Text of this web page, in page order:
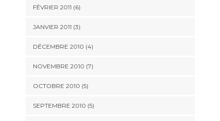
FÉVRIER 2011 (6)
JANVIER 2011 (3)
DÉCEMBRE 2010 (4)
NOVEMBRE 2010 (7)
OCTOBRE 2010 (5)
SEPTEMBRE 2010 (5)